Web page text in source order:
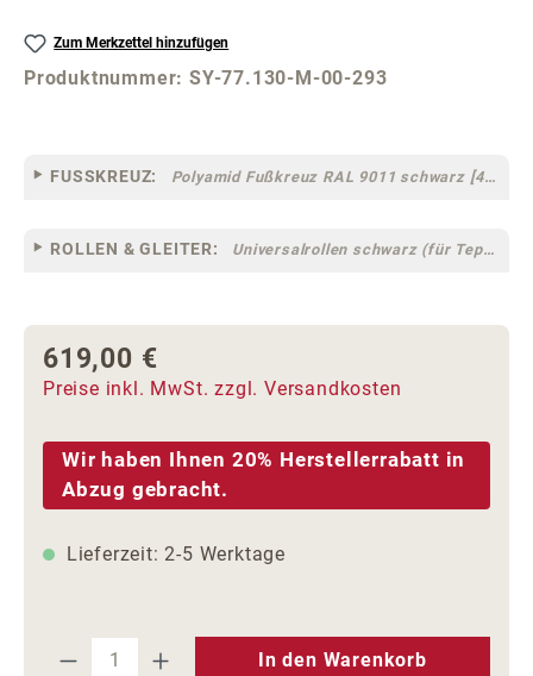
Zum Merkzettel hinzufügen
Produktnummer:SY-77.130-M-00-293
FUSSKREUZ: Polyamid Fußkreuz RAL 9011 schwarz [44]
ROLLEN & GLEITER: Universalrollen schwarz (für Teppich- und Hartböden geeignet) [13-77-g]
Regulärer Preis:
619,00 €
Preise inkl. MwSt. zzgl. Versandkosten
Wir haben Ihnen 20% Herstellerrabatt in
Abzug gebracht.
Lieferzeit: 2-5 Werktage
Produkt Anzahl: Gib den
In den Warenkorb